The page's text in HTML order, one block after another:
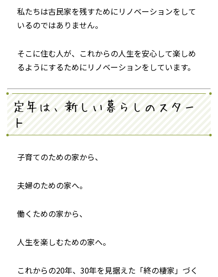
私たちは古民家を残すためにリノベーションをして
いるのではありません。
そこに住む人が、これからの人生を安心して楽しめ
るようにするためにリノベーションをしています。
定年は、新しい暮らしのスター
ト
子育てのための家から、
夫婦のための家へ。
働くための家から、
人生を楽しむための家へ。
これからの20年、30年を見据えた「終の棲家」づく